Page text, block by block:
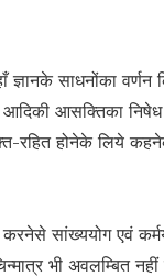
साधनोंका वर्णन
आसक्तिका निषेध
रहित होनेके लिये
करनेसे सांख्ययोग एवं
भी अवलम्बित नहीं